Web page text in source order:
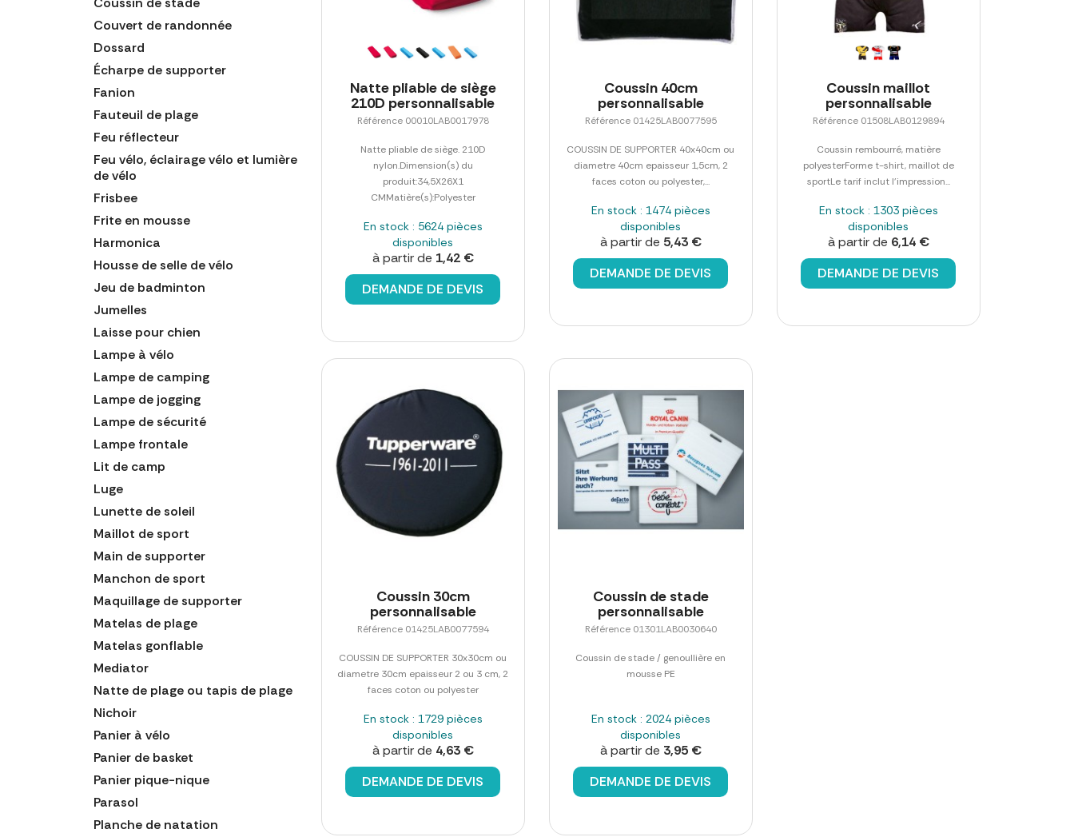
Couvert de randonnée
Dossard
Écharpe de supporter
Fanion
Fauteuil de plage
Feu réflecteur
Feu vélo, éclairage vélo et lumière
de vélo
Frisbee
Frite en mousse
Harmonica
Housse de selle de vélo
Jeu de badminton
Jumelles
Laisse pour chien
Lampe à vélo
Lampe de camping
Lampe de jogging
Lampe de sécurité
Lampe frontale
Lit de camp
Luge
Lunette de soleil
Maillot de sport
Main de supporter
Manchon de sport
Maquillage de supporter
Matelas de plage
Matelas gonflable
Mediator
Natte de plage ou tapis de plage
Nichoir
Panier à vélo
Panier de basket
Panier pique-nique
Parasol
Planche de natation
Natte pliable de siège
210D personnalisable
Référence 00010LAB0017978
Natte pliable de siège. 210D
nylon.Dimension(s) du
produit:34,5X26X1
CMMatière(s):Polyester
En stock : 5624 pièces
disponibles
à partir de 1,42 €
DEMANDE DE DEVIS
Coussin 40cm
personnalisable
Référence 01425LAB0077595
COUSSIN DE SUPPORTER 40x40cm ou
diametre 40cm epaisseur 1,5cm, 2
faces coton ou polyester,...
En stock : 1474 pièces
disponibles
à partir de 5,43 €
DEMANDE DE DEVIS
Coussin maillot
personnalisable
Référence 01508LAB0129894
Coussin rembourré, matière
polyesterForme t-shirt, maillot de
sportLe tarif inclut l'impression...
En stock : 1303 pièces
disponibles
à partir de 6,14 €
DEMANDE DE DEVIS
Coussin 30cm
personnalisable
Référence 01425LAB0077594
COUSSIN DE SUPPORTER 30x30cm ou
diametre 30cm epaisseur 2 ou 3 cm, 2
faces coton ou polyester
En stock : 1729 pièces
disponibles
à partir de 4,63 €
DEMANDE DE DEVIS
Coussin de stade
personnalisable
Référence 01301LAB0030640
Coussin de stade / genoullière en
mousse PE
En stock : 2024 pièces
disponibles
à partir de 3,95 €
DEMANDE DE DEVIS